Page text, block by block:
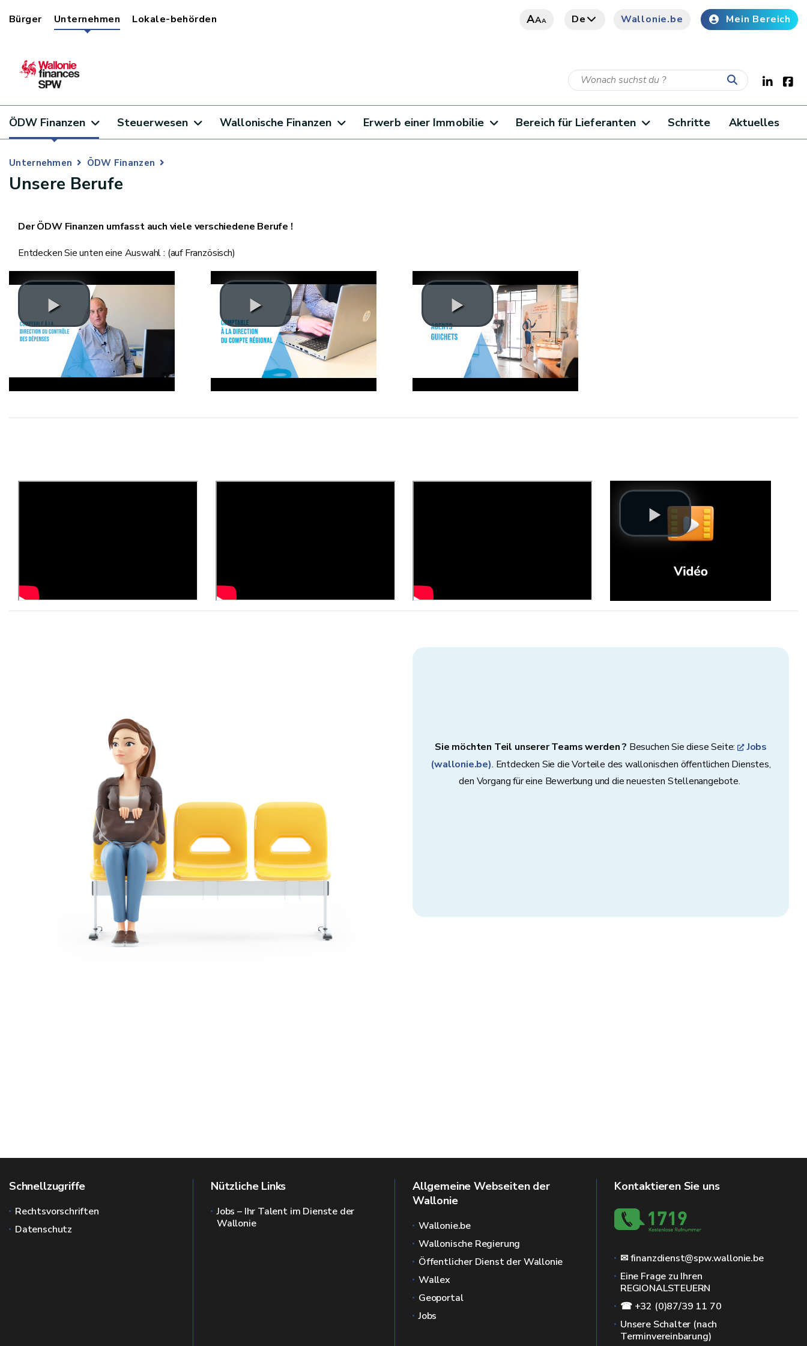
Bürger Unternehmen Lokale-behörden AAA De Wallonie.be Mein Bereich
ÖDW Finanzen Steuerwesen Wallonische Finanzen Erwerb einer Immobilie Bereich für Lieferanten Schritte Aktuelles
Unternehmen ÖDW Finanzen
Unsere Berufe
Der ÖDW Finanzen umfasst auch viele verschiedene Berufe !
Entdecken Sie unten eine Auswahl : (auf Französisch)
Sie möchten Teil unserer Teams werden ? Besuchen Sie diese Seite:
Jobs
(wallonie.be). Entdecken Sie die Vorteile des wallonischen öffentlichen Dienstes,
den Vorgang für eine Bewerbung und die neuesten Stellenangebote.
Schnellzugriffe
Rechtsvorschriften
Datenschutz
Nützliche Links
Jobs – Ihr Talent im Dienste der
Wallonie
Allgemeine Webseiten der
Wallonie
Wallonie.be
Wallonische Regierung
Öffentlicher Dienst der Wallonie
Wallex
Geoportal
Jobs
Kontaktieren Sie uns
✉ finanzdienst@spw.wallonie.be
Eine Frage zu Ihren
REGIONALSTEUERN
☎ +32 (0)87/39 11 70
Unsere Schalter (nach
Terminvereinbarung)